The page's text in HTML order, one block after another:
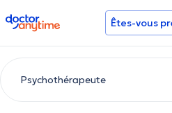
doctoranytime Êtes-vous